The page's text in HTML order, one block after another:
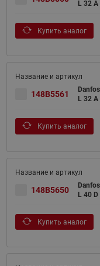
L 32 A
Купить аналог
148B5561
L 32 A
Купить аналог
148B5650
L 40 D
Купить аналог